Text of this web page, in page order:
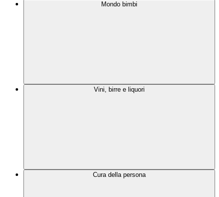
Mondo bimbi
Vini, birre e liquori
Cura della persona